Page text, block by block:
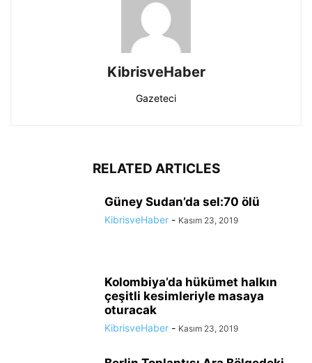
KibrisveHaber
Gazeteci
RELATED ARTICLES
Güney Sudan’da sel:70 ölü
KibrisveHaber - Kasım 23, 2019
Kolombiya’da hükümet halkın
çeşitli kesimleriyle masaya
oturacak
KibrisveHaber - Kasım 23, 2019